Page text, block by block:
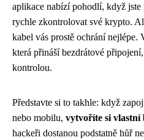
aplikace nabízí pohodlí, když jste
rychle zkontrolovat své krypto.
kabel vás prostě ochrání nejlépe.
která přináší bezdrátové
kontrolou.
Představte si to takhle: když
nebo mobilu, vytvoříte si vlastní
hackeři dostanou podstatně hůř